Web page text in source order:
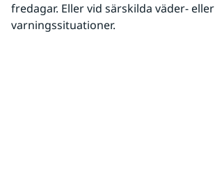
fredagar. Eller vid särskilda väder- eller
varningssituationer.